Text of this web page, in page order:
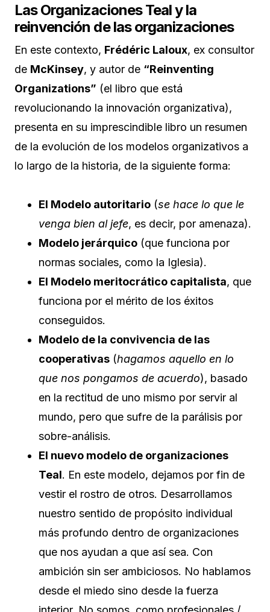
Las Organizaciones Teal y la
reinvención de las organizaciones
En este contexto, Frédéric Laloux, ex consultor
de McKinsey, y autor de “Reinventing
Organizations” (el libro que está
revolucionando la innovación organizativa),
presenta en su imprescindible libro un resumen
de la evolución de los modelos organizativos a
lo largo de la historia, de la siguiente forma:
El Modelo autoritario (se hace lo que le
venga bien al jefe, es decir, por amenaza).
Modelo jerárquico (que funciona por
normas sociales, como la Iglesia).
El Modelo meritocrático capitalista, que
funciona por el mérito de los éxitos
conseguidos.
Modelo de la convivencia de las
cooperativas (hagamos aquello en lo
que nos pongamos de acuerdo), basado
en la rectitud de uno mismo por servir al
mundo, pero que sufre de la parálisis por
sobre-análisis.
El nuevo modelo de organizaciones
Teal. En este modelo, dejamos por fin de
vestir el rostro de otros. Desarrollamos
nuestro sentido de propósito individual
más profundo dentro de organizaciones
que nos ayudan a que así sea. Con
ambición sin ser ambiciosos. No hablamos
desde el miedo sino desde la fuerza